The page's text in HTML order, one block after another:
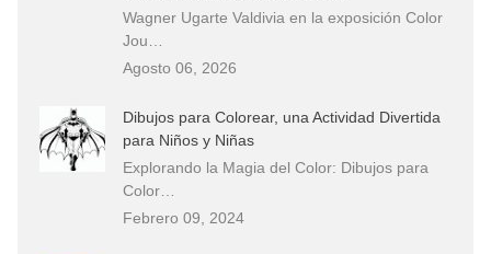
Wagner Ugarte Valdivia en la exposición Color
Jou…
Agosto 06, 2026
Dibujos para Colorear, una Actividad Divertida
para Niños y Niñas
Explorando la Magia del Color: Dibujos para
Color…
Febrero 09, 2024